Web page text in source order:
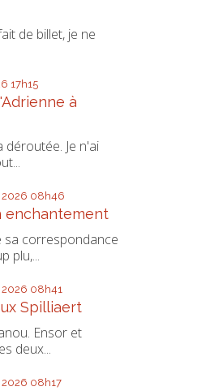
de billet, je ne
17h15
à
déroutée. Je n'ai
2026 08h46
enchantement
sa correspondance
plu,...
2026 08h41
Spilliaert
Ensor et
deux...
2026 08h17